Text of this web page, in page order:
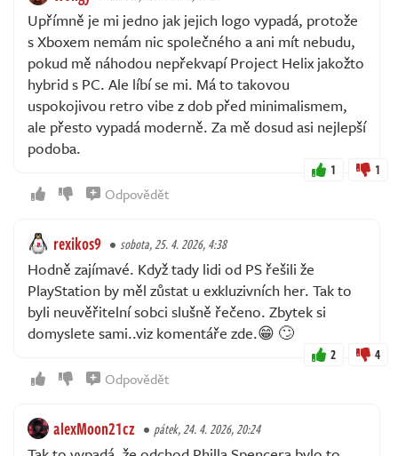
Upřímně je mi jedno jak jejich logo vypadá, protože
s Xboxem nemám nic společného a ani mít nebudu,
pokud mě náhodou nepřekvapí Project Helix jakožto
hybrid s PC. Ale líbí se mi. Má to takovou
uspokojivou retro vibe z dob před minimalismem,
ale přesto vypadá moderně. Za mě dosud asi nejlepší
podoba.
1 1
Odpovědět
rexikos9 sobota, 25. 4. 2026, 4:38
Hodně zajímavé. Když tady lidi od PS řešili že
PlayStation by měl zůstat u exkluzivních her. Tak to
byli neuvěřitelní sobci slušně řečeno. Zbytek si
domyslete sami..viz komentáře zde.😁 🙄
2 4
Odpovědět
alexMoon21cz pátek, 24. 4. 2026, 20:24